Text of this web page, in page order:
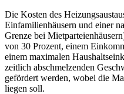
Die Kosten des
Einfamilienhäusern und einer
Grenze bei
von 30 Prozent, einem
einem maximalen
zeitlich abschmelzenden
gefördert werden, wobei die
liegen soll.